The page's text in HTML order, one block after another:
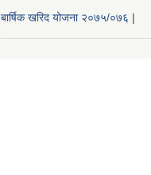
बार्षिक खरिद योजना २०७५/०७६ |